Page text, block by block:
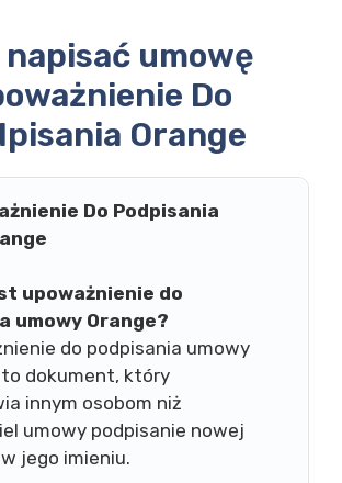
umowę
Do
Orange
Do Podpisania
upoważnienie do
umowy Orange?
do podpisania umowy
to dokument, który
innym osobom niż
umowy podpisanie nowej
jego imieniu.